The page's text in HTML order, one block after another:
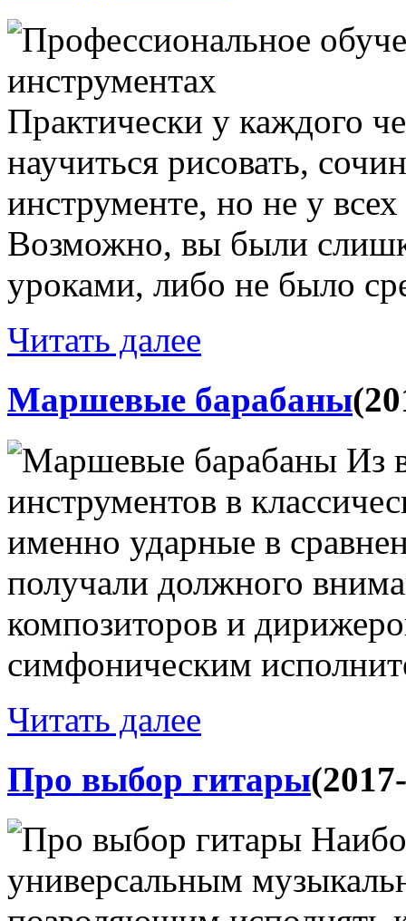
Практически у каждого
научиться рисовать,
инструменте, но не у
Возможно, вы были
уроками, либо не было
Читать далее
Маршевые барабаны
Из
инструментов в
именно ударные в
получали должного
композиторов и
симфоническим
Читать далее
Про выбор гитары
универсальным